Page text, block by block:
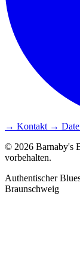
→ Kontakt →
© 2026 Barnaby's
vorbehalten.
Authentischer
Braunschweig